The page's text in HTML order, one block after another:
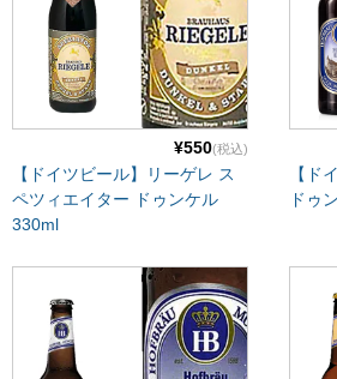
¥550(税込)
【ドイツビール】リーゲレ ス
ペツィエイター ドゥンケル
330ml
【ド
ドゥ